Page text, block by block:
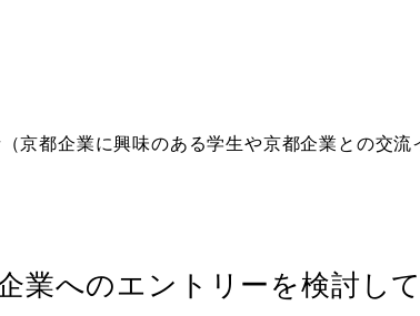
京都企業に興味のある学生や京都企業との交流
業へのエントリーを検討し